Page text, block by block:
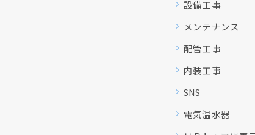
設備工事
メンテナンス
配管工事
内装工事
SNS
電気温水器